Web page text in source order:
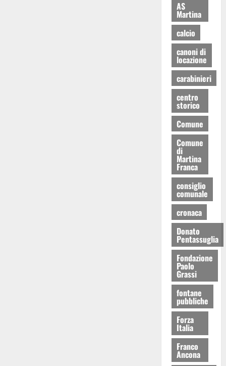
AS
Martina
calcio
canoni di
locazione
carabinieri
centro
storico
Comune
Comune
di
Martina
Franca
consiglio
comunale
cronaca
Donato
Pentassuglia
Fondazione
Paolo
Grassi
fontane
pubbliche
Forza
Italia
Franco
Ancona